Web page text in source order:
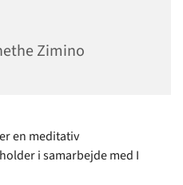
Zimino
en meditativ
i samarbejde med I